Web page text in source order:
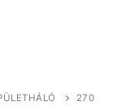
270